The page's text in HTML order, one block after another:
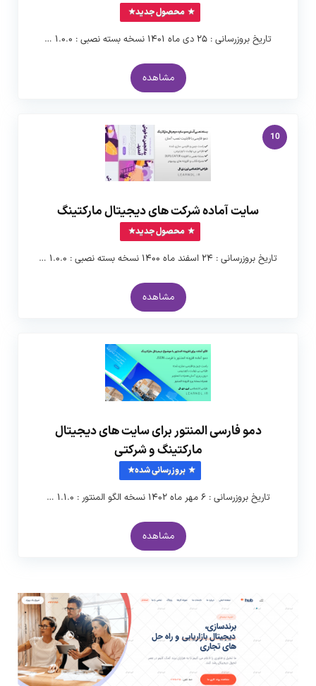
محصول جدید
تاریخ بروزرسانی : ۲۵ دی ماه ۱۴۰۱ نسخه بسته نصبی : ۱.۰.۰ …
مشاهده
10
سایت آماده شرکت های دیجیتال مارکتینگ
محصول جدید
تاریخ بروزرسانی : ۲۴ اسفند ماه ۱۴۰۰ نسخه بسته نصبی : ۱.۰.۰ …
مشاهده
دمو فارسی المنتور برای سایت های دیجیتال
مارکتینگ و شرکتی
بروزرسانی شده
تاریخ بروزرسانی : ۶ مهر ماه ۱۴۰۲ نسخه الگو المنتور : ۱.۱.۰ …
مشاهده